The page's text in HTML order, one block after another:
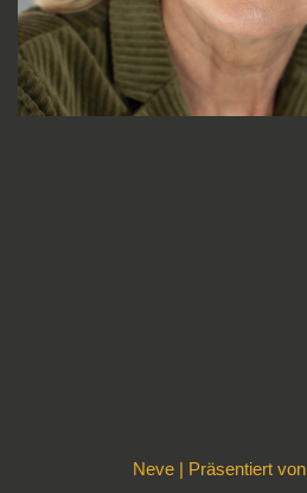
Neve | Präsentiert von